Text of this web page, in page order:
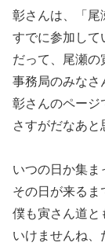
彰さんは、「尾
すでに参加して
だって、尾瀬の
事務局のみなさ
彰さんのページ
さすがだなあと
いつの日か集ま
その日が来るま
僕も寅さん道と
いけませんね